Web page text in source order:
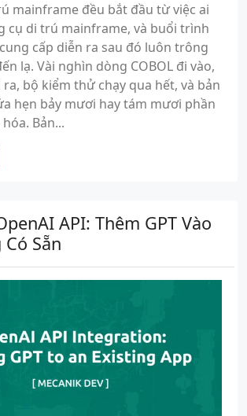
mainframe đều bắt đầu từ việc ai
cụ di trú mainframe, và buổi trình
cấp diễn ra sau đó luôn trông
lạ. Vài nghìn dòng COBOL đi vào,
ra, bộ kiểm thử chạy qua hết, và bản
hẹn bảy mươi hay tám mươi phần
Bản...
API: Thêm GPT Vào
Sẵn